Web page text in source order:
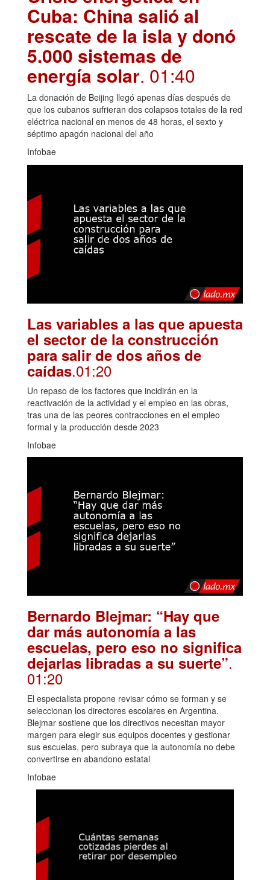
Cuba: China salió al
rescate de la isla y donó
5.000 sistemas de
energía solar. 01:40
La donación de Beijing llegó apenas días después de
que los cubanos sufrieran dos colapsos totales de la red
eléctrica nacional en menos de 48 horas, el sexto y
séptimo apagón nacional del año
Infobae
Las variables a las que apuesta
el sector de la construcción
para salir de dos años de
caídas.01:20
Un repaso de los factores que incidirán en la
reactivación de la actividad y el empleo en las obras,
tras una de las peores contracciones en el empleo
formal y la producción desde 2023
Infobae
Bernardo Blejmar: “Hay que
dar más autonomía a las
escuelas, pero eso no significa
dejarlas libradas a su suerte”.
01:20
El especialista propone revisar cómo se forman y se
seleccionan los directores escolares en Argentina.
Blejmar sostiene que los directivos necesitan mayor
margen para elegir sus equipos docentes y gestionar
sus escuelas, pero subraya que la autonomía no debe
convertirse en abandono estatal
Infobae